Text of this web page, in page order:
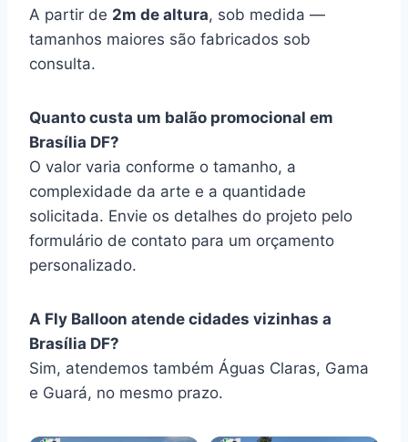
A partir de 2m de altura, sob medida —
tamanhos maiores são fabricados sob
consulta.
Quanto custa um balão promocional em
Brasília DF?
O valor varia conforme o tamanho, a
complexidade da arte e a quantidade
solicitada. Envie os detalhes do projeto pelo
formulário de contato para um orçamento
personalizado.
A Fly Balloon atende cidades vizinhas a
Brasília DF?
Sim, atendemos também Águas Claras, Gama
e Guará, no mesmo prazo.